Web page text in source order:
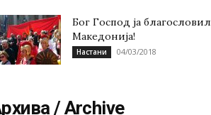
Бог Господ ја благословил
Македонија!
Настани 04/03/2018
/ Archive